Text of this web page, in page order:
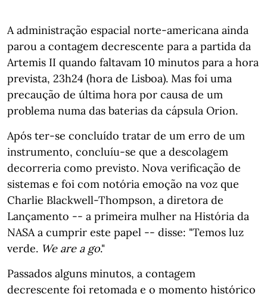
A administração espacial norte-americana ainda
parou a contagem decrescente para a partida da
Artemis II quando faltavam 10 minutos para a hora
prevista, 23h24 (hora de Lisboa). Mas foi uma
precaução de última hora por causa de um
problema numa das baterias da cápsula Orion.
Após ter-se concluído tratar de um erro de um
instrumento, concluíu-se que a descolagem
decorreria como previsto. Nova verificação de
sistemas e foi com notória emoção na voz que
Charlie Blackwell-Thompson, a diretora de
Lançamento -- a primeira mulher na História da
NASA a cumprir este papel -- disse: "Temos luz
verde. We are a go."
Passados alguns minutos, a contagem
decrescente foi retomada e o momento histórico